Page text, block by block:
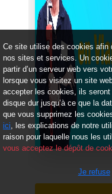
Précédent
Ce site utilise des cookies afin
nos sites et services. Un
partir d’un serveur web vers
lorsque vous visitez un site
accepter les cookies, ils
disque dur jusqu’à ce que la
que vous supprimez les
ici, les explications de notre
raison pour laquelle nous les
vous acceptez le dépôt de
Je refuse